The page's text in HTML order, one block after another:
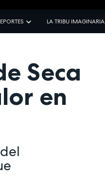
LA TRIBU IMAGINARIA
Seca
en